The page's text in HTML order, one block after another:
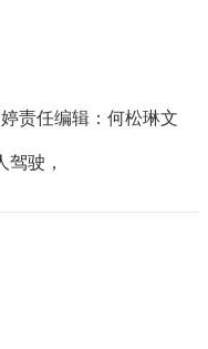
责任编辑：何松琳文
驶，